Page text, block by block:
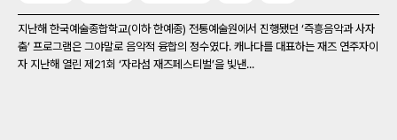
지난해 한국예술종합학교(이하 한예종) 전통예술원에서 진행됐던 ‘즉흥음악과 사자
춤’ 프로그램은 그야말로 음악적 융합의 정수였다. 캐나다를 대표하는 재즈 연주자이
자 지난해 열린 제21회 ‘자라섬 재즈페스티벌’을 빛낸...